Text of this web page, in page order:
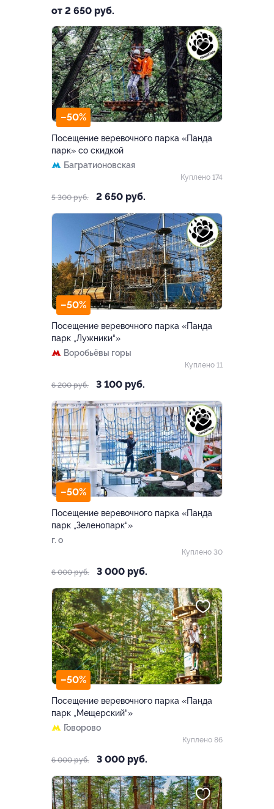
от 2 650 руб.
–50%
Посещение веревочного парка «Панда
парк» со скидкой
Багратионовская
5 300 руб. 2 650 руб.
Куплено 174
–50%
Посещение веревочного парка «Панда
парк „Лужники“»
Воробьёвы горы
6 200 руб. 3 100 руб.
Куплено 11
–50%
Посещение веревочного парка «Панда
парк „Зеленопарк“»
г. о
6 000 руб. 3 000 руб.
Куплено 30
–50%
Посещение веревочного парка «Панда
парк „Мещерский“»
Говорово
6 000 руб. 3 000 руб.
Куплено 86